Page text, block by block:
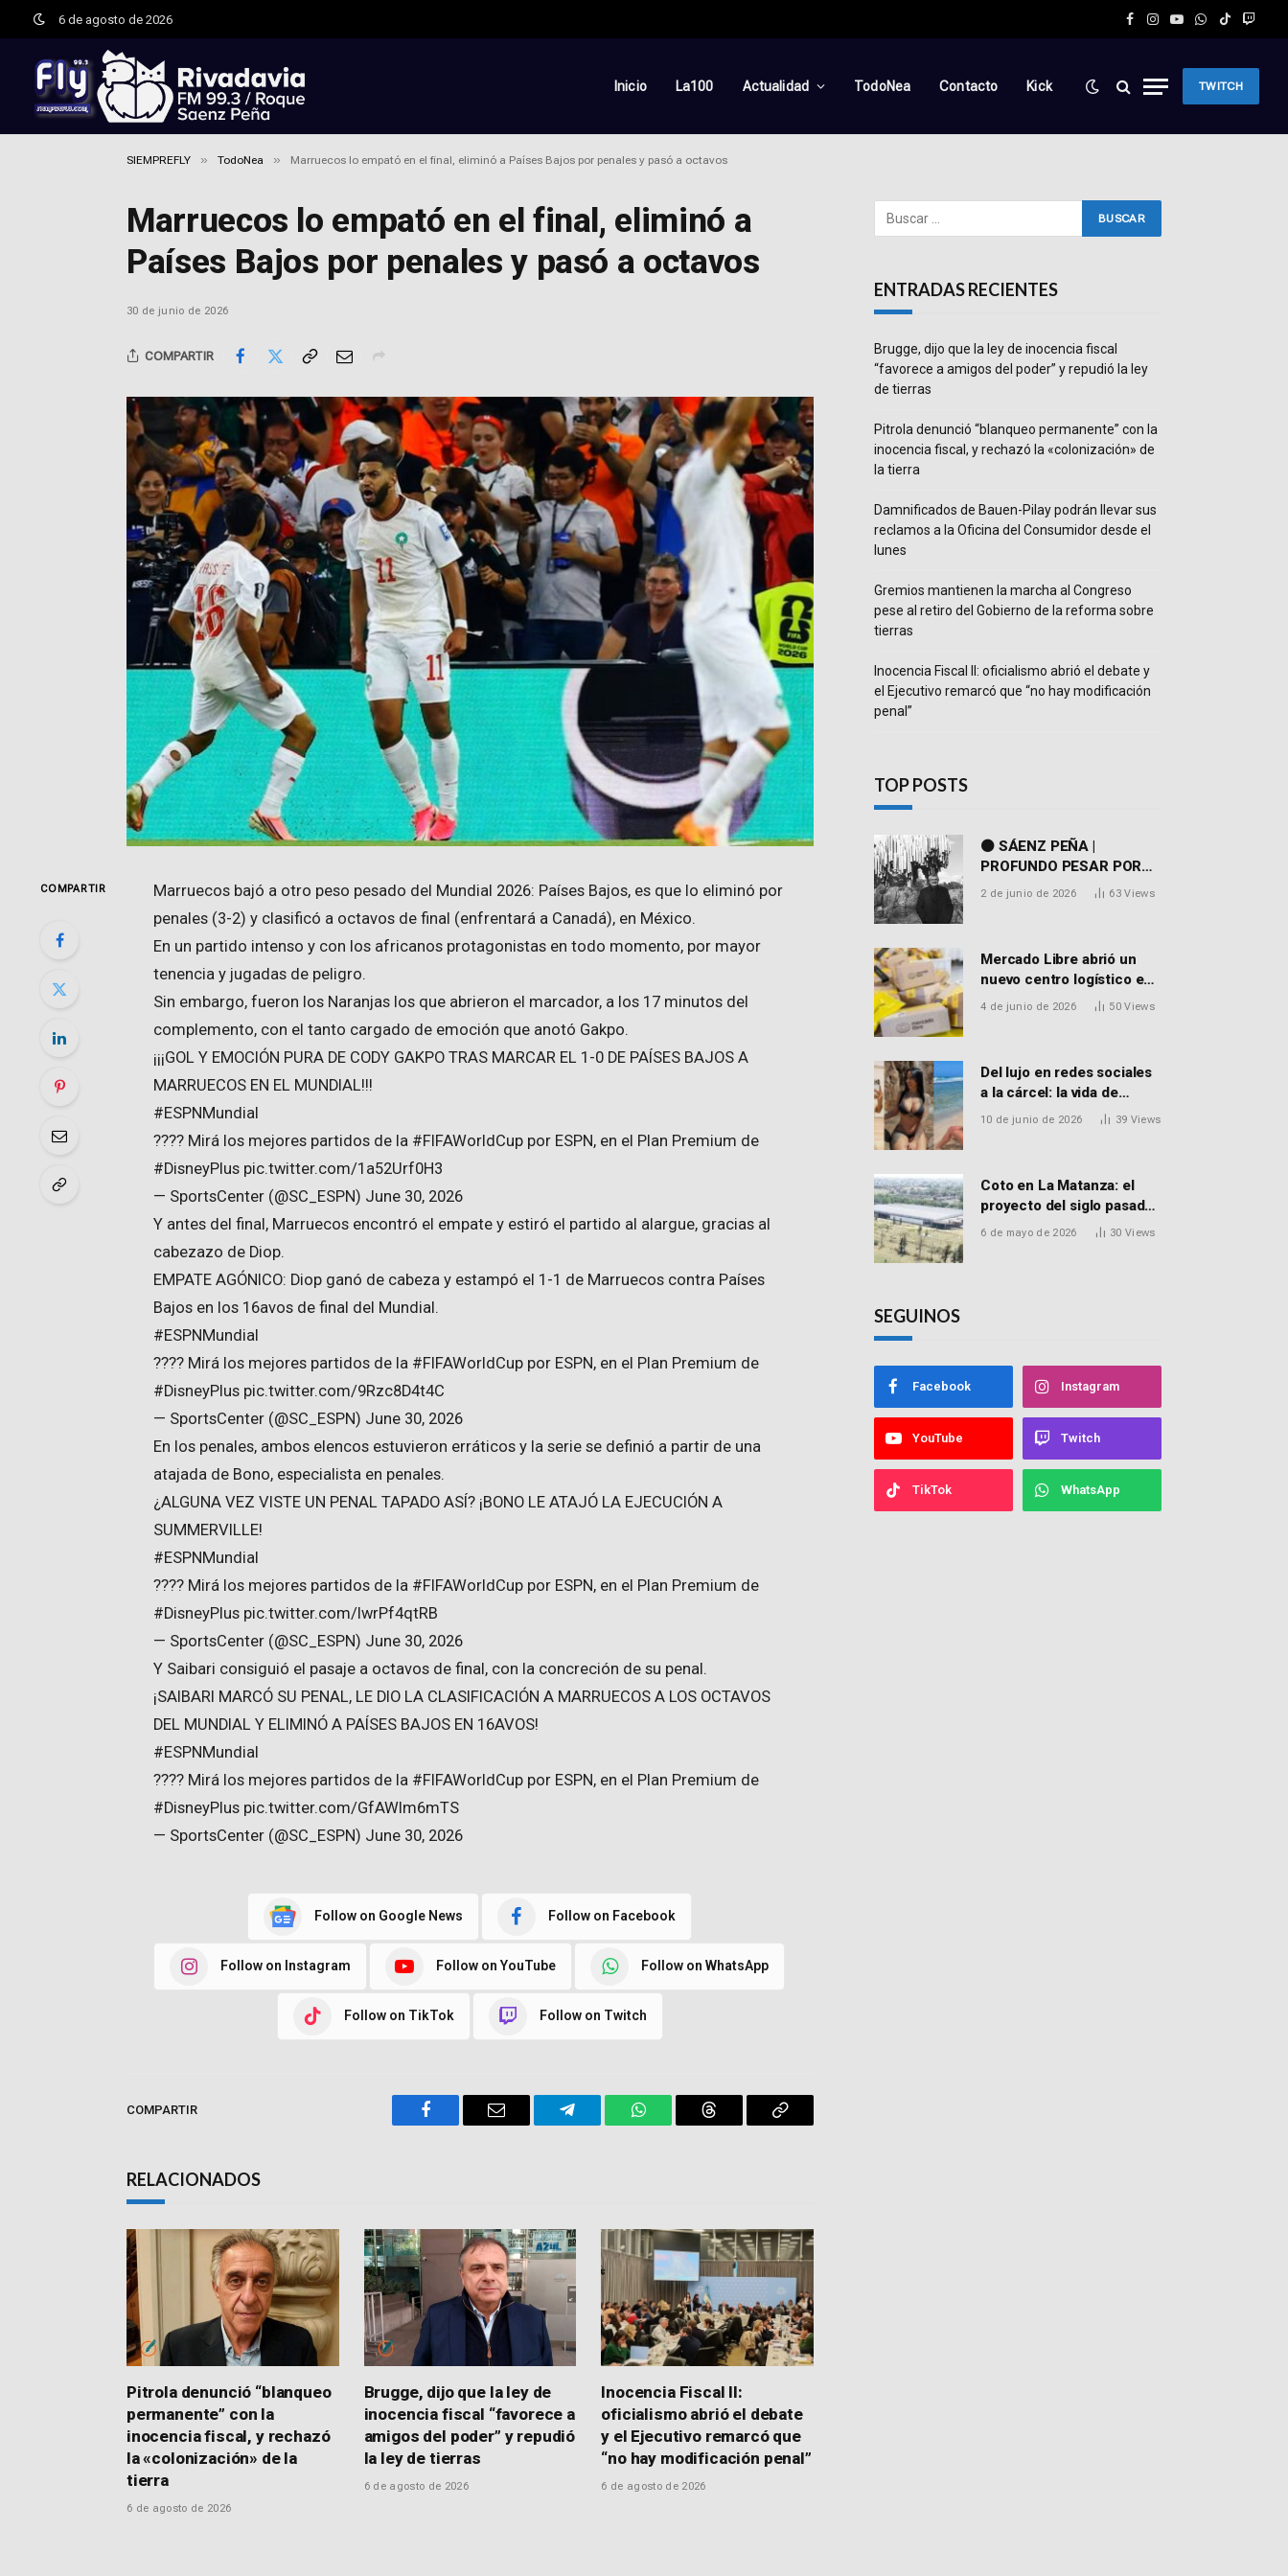
6 de agosto de 2026
Facebook
Instagram
YouTube
WhatsApp
TikTokTwitch
Inicio La100 Actualidad TodoNea Contacto Kick TWITCH
SIEMPREFLY » TodoNea » Marruecos lo empató en el final, eliminó a Países Bajos por penales y pasó a octavos
Marruecos lo empató en el final, eliminó a
Países Bajos por penales y pasó a octavos
30 de junio de 2026
COMPARTIR
COMPARTIR
Marruecos bajó a otro peso pesado del Mundial 2026: Países Bajos, es que lo eliminó por
penales (3-2) y clasificó a octavos de final (enfrentará a Canadá), en México.
En un partido intenso y con los africanos protagonistas en todo momento, por mayor
tenencia y jugadas de peligro.
Sin embargo, fueron los Naranjas los que abrieron el marcador, a los 17 minutos del
complemento, con el tanto cargado de emoción que anotó Gakpo.
¡¡¡GOL Y EMOCIÓN PURA DE CODY GAKPO TRAS MARCAR EL 1-0 DE PAÍSES BAJOS A
MARRUECOS EN EL MUNDIAL!!!
#ESPNMundial
???? Mirá los mejores partidos de la #FIFAWorldCup por ESPN, en el Plan Premium de
#DisneyPlus pic.twitter.com/1a52Urf0H3
— SportsCenter (@SC_ESPN) June 30, 2026
Y antes del final, Marruecos encontró el empate y estiró el partido al alargue, gracias al
cabezazo de Diop.
EMPATE AGÓNICO: Diop ganó de cabeza y estampó el 1-1 de Marruecos contra Países
Bajos en los 16avos de final del Mundial.
#ESPNMundial
???? Mirá los mejores partidos de la #FIFAWorldCup por ESPN, en el Plan Premium de
#DisneyPlus pic.twitter.com/9Rzc8D4t4C
— SportsCenter (@SC_ESPN) June 30, 2026
En los penales, ambos elencos estuvieron erráticos y la serie se definió a partir de una
atajada de Bono, especialista en penales.
¿ALGUNA VEZ VISTE UN PENAL TAPADO ASÍ? ¡BONO LE ATAJÓ LA EJECUCIÓN A
SUMMERVILLE!
#ESPNMundial
???? Mirá los mejores partidos de la #FIFAWorldCup por ESPN, en el Plan Premium de
#DisneyPlus pic.twitter.com/IwrPf4qtRB
— SportsCenter (@SC_ESPN) June 30, 2026
Y Saibari consiguió el pasaje a octavos de final, con la concreción de su penal.
¡SAIBARI MARCÓ SU PENAL, LE DIO LA CLASIFICACIÓN A MARRUECOS A LOS OCTAVOS
DEL MUNDIAL Y ELIMINÓ A PAÍSES BAJOS EN 16AVOS!
#ESPNMundial
???? Mirá los mejores partidos de la #FIFAWorldCup por ESPN, en el Plan Premium de
#DisneyPlus pic.twitter.com/GfAWIm6mTS
— SportsCenter (@SC_ESPN) June 30, 2026
Follow on Google News Follow on Facebook
Follow on Instagram Follow on YouTube Follow on WhatsApp
Follow on TikTok Follow on Twitch
COMPARTIR
Facebook Email Telegram WhatsAppThreads
Copy
RELACIONADOS
Pitrola denunció “blanqueo
permanente” con la
inocencia fiscal, y rechazó
la «colonización» de la
tierra
6 de agosto de 2026
Brugge, dijo que la ley de
inocencia fiscal “favorece a
amigos del poder” y repudió
la ley de tierras
6 de agosto de 2026
Inocencia Fiscal II:
oficialismo abrió el debate
y el Ejecutivo remarcó que
“no hay modificación penal”
6 de agosto de 2026
ENTRADAS RECIENTES
Brugge, dijo que la ley de inocencia fiscal
“favorece a amigos del poder” y repudió la ley
de tierras
Pitrola denunció “blanqueo permanente” con la
inocencia fiscal, y rechazó la «colonización» de
la tierra
Damnificados de Bauen-Pilay podrán llevar sus
reclamos a la Oficina del Consumidor desde el
lunes
Gremios mantienen la marcha al Congreso
pese al retiro del Gobierno de la reforma sobre
tierras
Inocencia Fiscal II: oficialismo abrió el debate y
el Ejecutivo remarcó que “no hay modificación
penal”
TOP POSTS
⚫ SÁENZ PEÑA |
PROFUNDO PESAR POR
EL FALLECIMIENTO DEL
2 de junio de 2026 63Views
Mercado Libre abrió un
nuevo centro logístico en
Don Torcuato que
4 de junio de 2026 50Views
Del lujo en redes sociales
a la cárcel: la vida de
Macarena Distéfano, la
10 de junio de 2026 39 Views
Coto en La Matanza: el
proyecto del siglo pasado
que recibió el aval de la
6 de mayo de 2026 30 Views
SEGUINOS
Facebook Instagram
YouTube Twitch
TikTok WhatsApp